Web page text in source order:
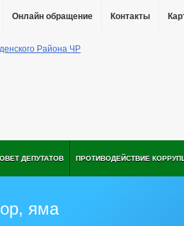
Онлайн обращение Контакты
ДЕПУТАТОВ ПРОТИВОДЕЙСТВИЕ
яма